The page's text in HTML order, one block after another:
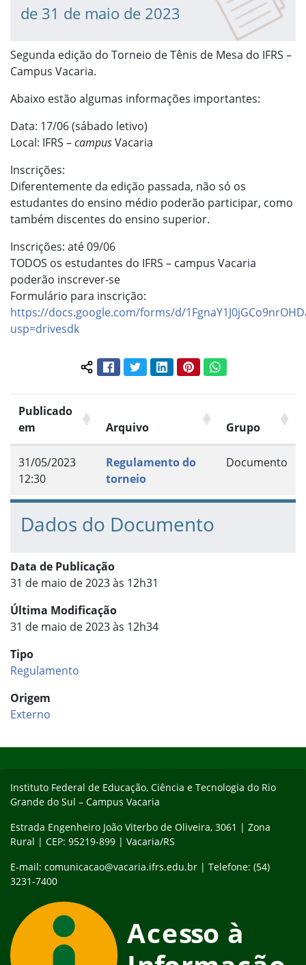
de 31 de maio de 2023
Segunda edição do Torneio de Tênis de Mesa do IFRS –
Campus Vacaria.
Abaixo estão algumas informações importantes:
Data: 17/06 (sábado letivo)
Local: IFRS –campusVacaria
Inscrições:
Diferentemente da edição passada, não só os
estudantes do ensino médio poderão participar, como
também discentes do ensino superior.
Inscrições: até 09/06
TODOS os estudantes do IFRS – campus Vacaria
poderão inscrever-se
️Formulário para inscrição:
https://docs.google.com/forms/d/
usp=drivesdk
Compartilhar conteúdo:
FacebookTwitterLinkedInPinterestWhatsApp
Publicado
em
Arquivo Grupo
31/05/2023
12:30
Regulamento do
torneio
Documento
Dados do Documento
Data de Publicação
31 de maio de 2023 às 12h31
Última Modificação
31 de maio de 2023 às 12h34
Tipo
Regulamento
Origem
Externo
Instituto Federal de Educação, Ciência e Tecnologia do Rio
Grande do Sul – Campus Vacaria
Estrada Engenheiro João Viterbo de Oliveira, 3061 | Zona
Rural | CEP: 95219-899 | Vacaria/RS
E-mail: comunicacao@vacaria.ifrs.edu.br | Telefone: (54)
3231-7400